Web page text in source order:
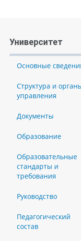
Университет
Основные
Структура и
управления
Документы
Образование
Образовательные
стандарты и
требования
Руководство
Педагогический
состав